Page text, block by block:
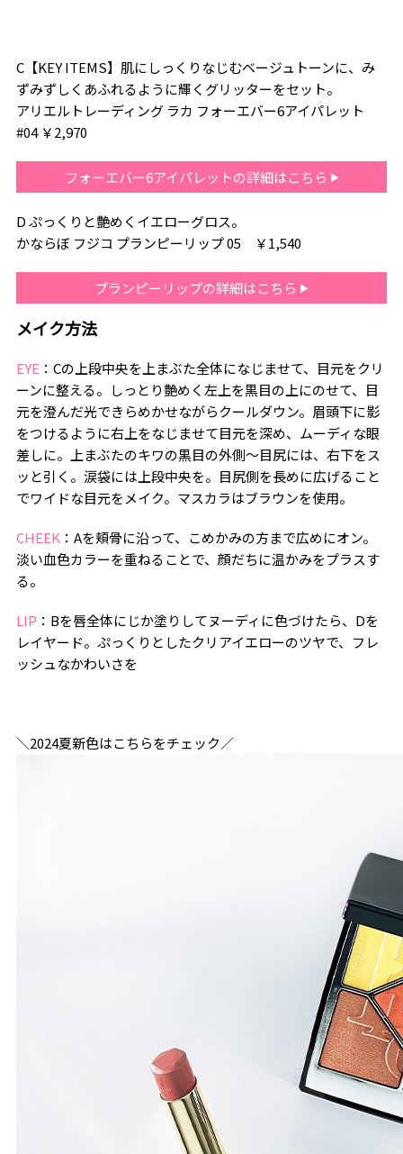
C【KEY ITEMS】肌にしっくりなじむベージュトーンに、み
ずみずしくあふれるように輝くグリッターをセット。
アリエルトレーディング ラカ フォーエバー6アイパレット
#04 ￥2,970
フォーエバー6アイパレットの詳細はこちら
D ぷっくりと艶めくイエローグロス。
かならぼ フジコ プランピーリップ 05 ￥1,540
プランピーリップの詳細はこちら
メイク方法
EYE ：Cの上段中央を上まぶた全体になじませて、目元をクリ
ーンに整える。しっとり艶めく左上を黒目の上にのせて、目
元を澄んだ光できらめかせながらクールダウン。眉頭下に影
をつけるように右上をなじませて目元を深め、ムーディな眼
差しに。上まぶたのキワの黒目の外側～目尻には、右下をス
ッと引く。涙袋には上段中央を。目尻側を長めに広げること
でワイドな目元をメイク。マスカラはブラウンを使用。
CHEEK ：Aを頬骨に沿って、こめかみの方まで広めにオン。
淡い血色カラーを重ねることで、顔だちに温かみをプラスす
る。
LIP ：Bを唇全体にじか塗りしてヌーディに色づけたら、Dを
レイヤード。ぷっくりとしたクリアイエローのツヤで、フレ
ッシュなかわいさを
＼2024夏新色はこちらをチェック／